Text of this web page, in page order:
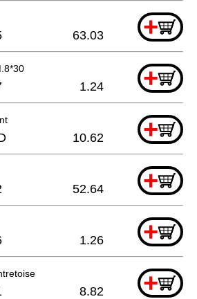
+
63.03
+
1.24
+
10.62
+
52.64
+
1.26
+
8.82